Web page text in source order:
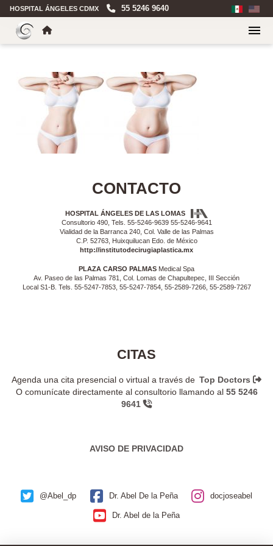
HOSPITAL ÁNGELES CDMX 55 5246 9640
CONTACTO
HOSPITAL ÁNGELES DE LAS LOMAS
Consultorio 490, Tels. 55-5246-9639 55-5246-9641
Vialidad de la Barranca 240, Col. Valle de las Palmas
C.P. 52763, Huixquilucan Edo. de México
http://institutodecirugiaplastica.mx
PLAZA CARSO PALMAS Medical Spa
Av. Paseo de las Palmas 781, Col. Lomas de Chapultepec, III Sección
Local S1-B. Tels. 55-5247-7853, 55-5247-7854, 55-2589-7266, 55-2589-7267
CITAS
Agenda una cita presencial o virtual a través de Top Doctors
O comunícate directamente al consultorio llamando al 55 5246
9641
AVISO DE PRIVACIDAD
@Abel_dp Dr. Abel De la Peña docjoseabel
Dr. Abel de la Peña